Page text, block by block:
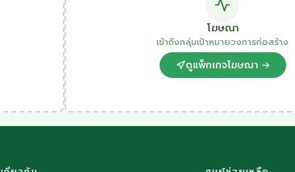
โฆษณา
เข้าถึงกลุ่มเป้าหมายวงการก่อสร้าง
ดูแพ็กเกจโฆษณา →